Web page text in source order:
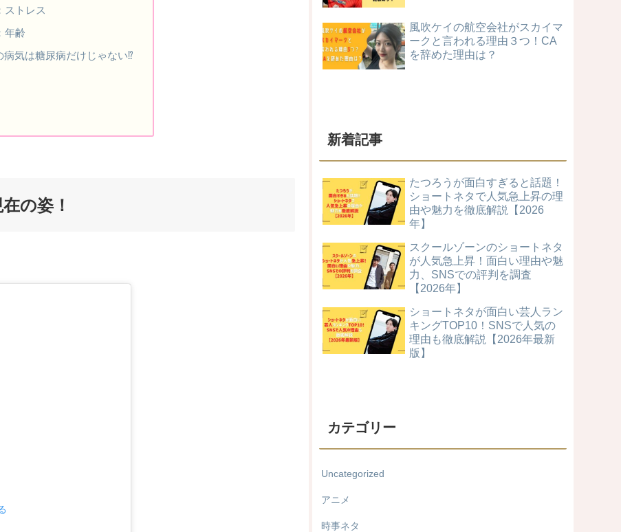
トレス
年齢
病気は糖尿病だけじゃない⁉
の姿！
風吹ケイの航空会社がスカイマ
ークと言われる理由３つ！CA
を辞めた理由は？
新着記事
たつろうが面白すぎると話題！
ショートネタで人気急上昇の理
由や魅力を徹底解説【2026
年】
スクールゾーンのショートネタ
が人気急上昇！面白い理由や魅
力、SNSでの評判を調査
【2026年】
ショートネタが面白い芸人ラン
キングTOP10！SNSで人気の
理由も徹底解説【2026年最新
版】
カテゴリー
Uncategorized
アニメ
時事ネタ